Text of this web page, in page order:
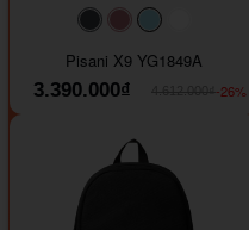
#40454a#b76e79
Pisani X9 YG1849A
3.390.000₫
-26%